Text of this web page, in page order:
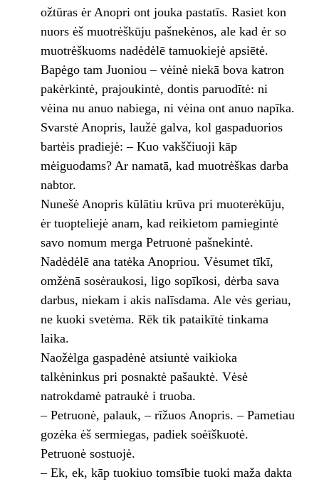
ožtūras ėr Anopri ont jouka pastatīs. Rasiet kon
nuors ėš muotrėškūju pašnekėnos, ale kad ėr so
muotrėškuoms nadėdėlē tamuokiejė apsiētė.
Bapėgo tam Juoniou – vėinė niekā bova katron
pakėrkintė, prajoukintė, dontis paruodītė: ni
vėina nu anuo nabiega, ni vėina ont anuo napīka.
Svarstė Anopris, laužė galva, kol gaspaduorios
bartėis pradiejė: – Kuo vakščiuoji kāp
mėiguodams? Ar namatā, kad muotrėškas darba
nabtor.
Nunešė Anopris kūlātiu krūva pri muoterėkūju,
ėr tuopteliejė anam, kad reikietom pamiegintė
savo nomum merga Petruonė pašnekintė.
Nadėdėlē ana tatėka Anopriou. Vėsumet tīkī,
omžėnā sosėraukosi, ligo sopīkosi, dėrba sava
darbus, niekam i akis nalīsdama. Ale vės geriau,
ne kuoki svetėma. Rēk tik pataikītė tinkama
laika.
Naožėlga gaspadėnė atsiuntė vaikioka
talkėninkus pri posnaktė pašauktė. Vėsė
natrokdamė patraukė i truoba.
– Petruonė, palauk, – rīžuos Anopris. – Pametiau
gozėka ėš sermiegas, padiek soėīškuotė.
Petruonė sostuojė.
– Ek, ek, kāp tuokiuo tomsībie tuoki maža dakta